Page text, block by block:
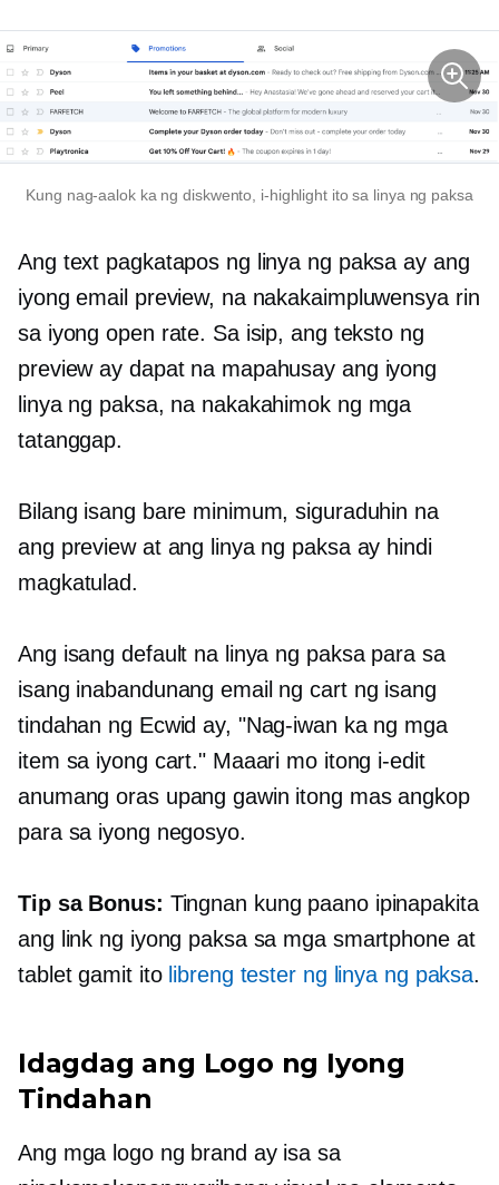
Kung nag-aalok ka ng diskwento, i-highlight ito sa linya ng paksa
Ang text pagkatapos ng linya ng paksa ay ang
iyong email preview, na nakakaimpluwensya rin
sa iyong open rate. Sa isip, ang teksto ng
preview ay dapat na mapahusay ang iyong
linya ng paksa, na nakakahimok ng mga
tatanggap.
Bilang isang bare minimum, siguraduhin na
ang preview at ang linya ng paksa ay hindi
magkatulad.
Ang isang default na linya ng paksa para sa
isang inabandunang email ng cart ng isang
tindahan ng Ecwid ay, "Nag-iwan ka ng mga
item sa iyong cart." Maaari mo itong i-edit
anumang oras upang gawin itong mas angkop
para sa iyong negosyo.
Tip sa Bonus: Tingnan kung paano ipinapakita
ang link ng iyong paksa sa mga smartphone at
tablet gamit ito libreng tester ng linya ng paksa.
Idagdag ang Logo ng Iyong
Tindahan
Ang mga logo ng brand ay isa sa